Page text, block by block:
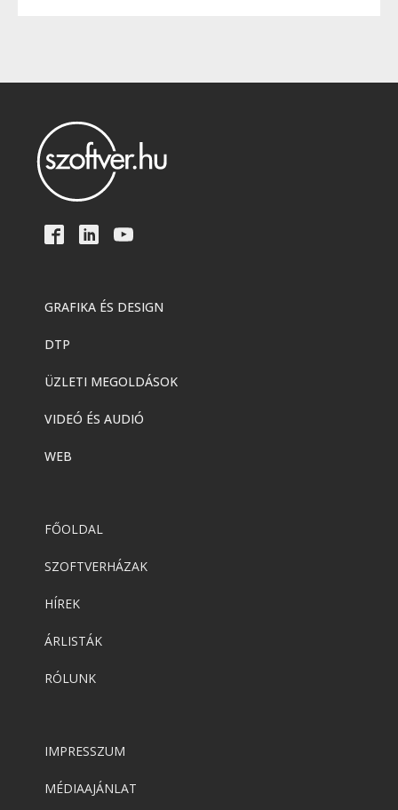
GRAFIKA ÉS DESIGN
DTP
ÜZLETI MEGOLDÁSOK
VIDEÓ ÉS AUDIÓ
WEB
FŐOLDAL
SZOFTVERHÁZAK
HÍREK
ÁRLISTÁK
RÓLUNK
IMPRESSZUM
MÉDIAAJÁNLAT